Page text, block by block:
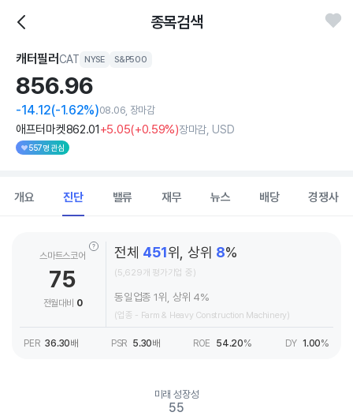
종목검색
캐터필러 CAT NYSE S&P500
856.96
-14.12(-1.62%)08.06, 장마감
애프터마켓862.01+5.05(+0.59%)장마감, USD
557명 관심
개요 진단 밸류 재무 뉴스 배당 경쟁사
스마트스코어
75
전월대비 0
전체 451위, 상위 8%
(5,629개 평가기업 중)
동일업종 1위, 상위 4%
(업종 - Farm & Heavy Construction Machinery)
PER 36.30배 PSR 5.30배 ROE 54.20% DY 1.00%
미래 성장성
55